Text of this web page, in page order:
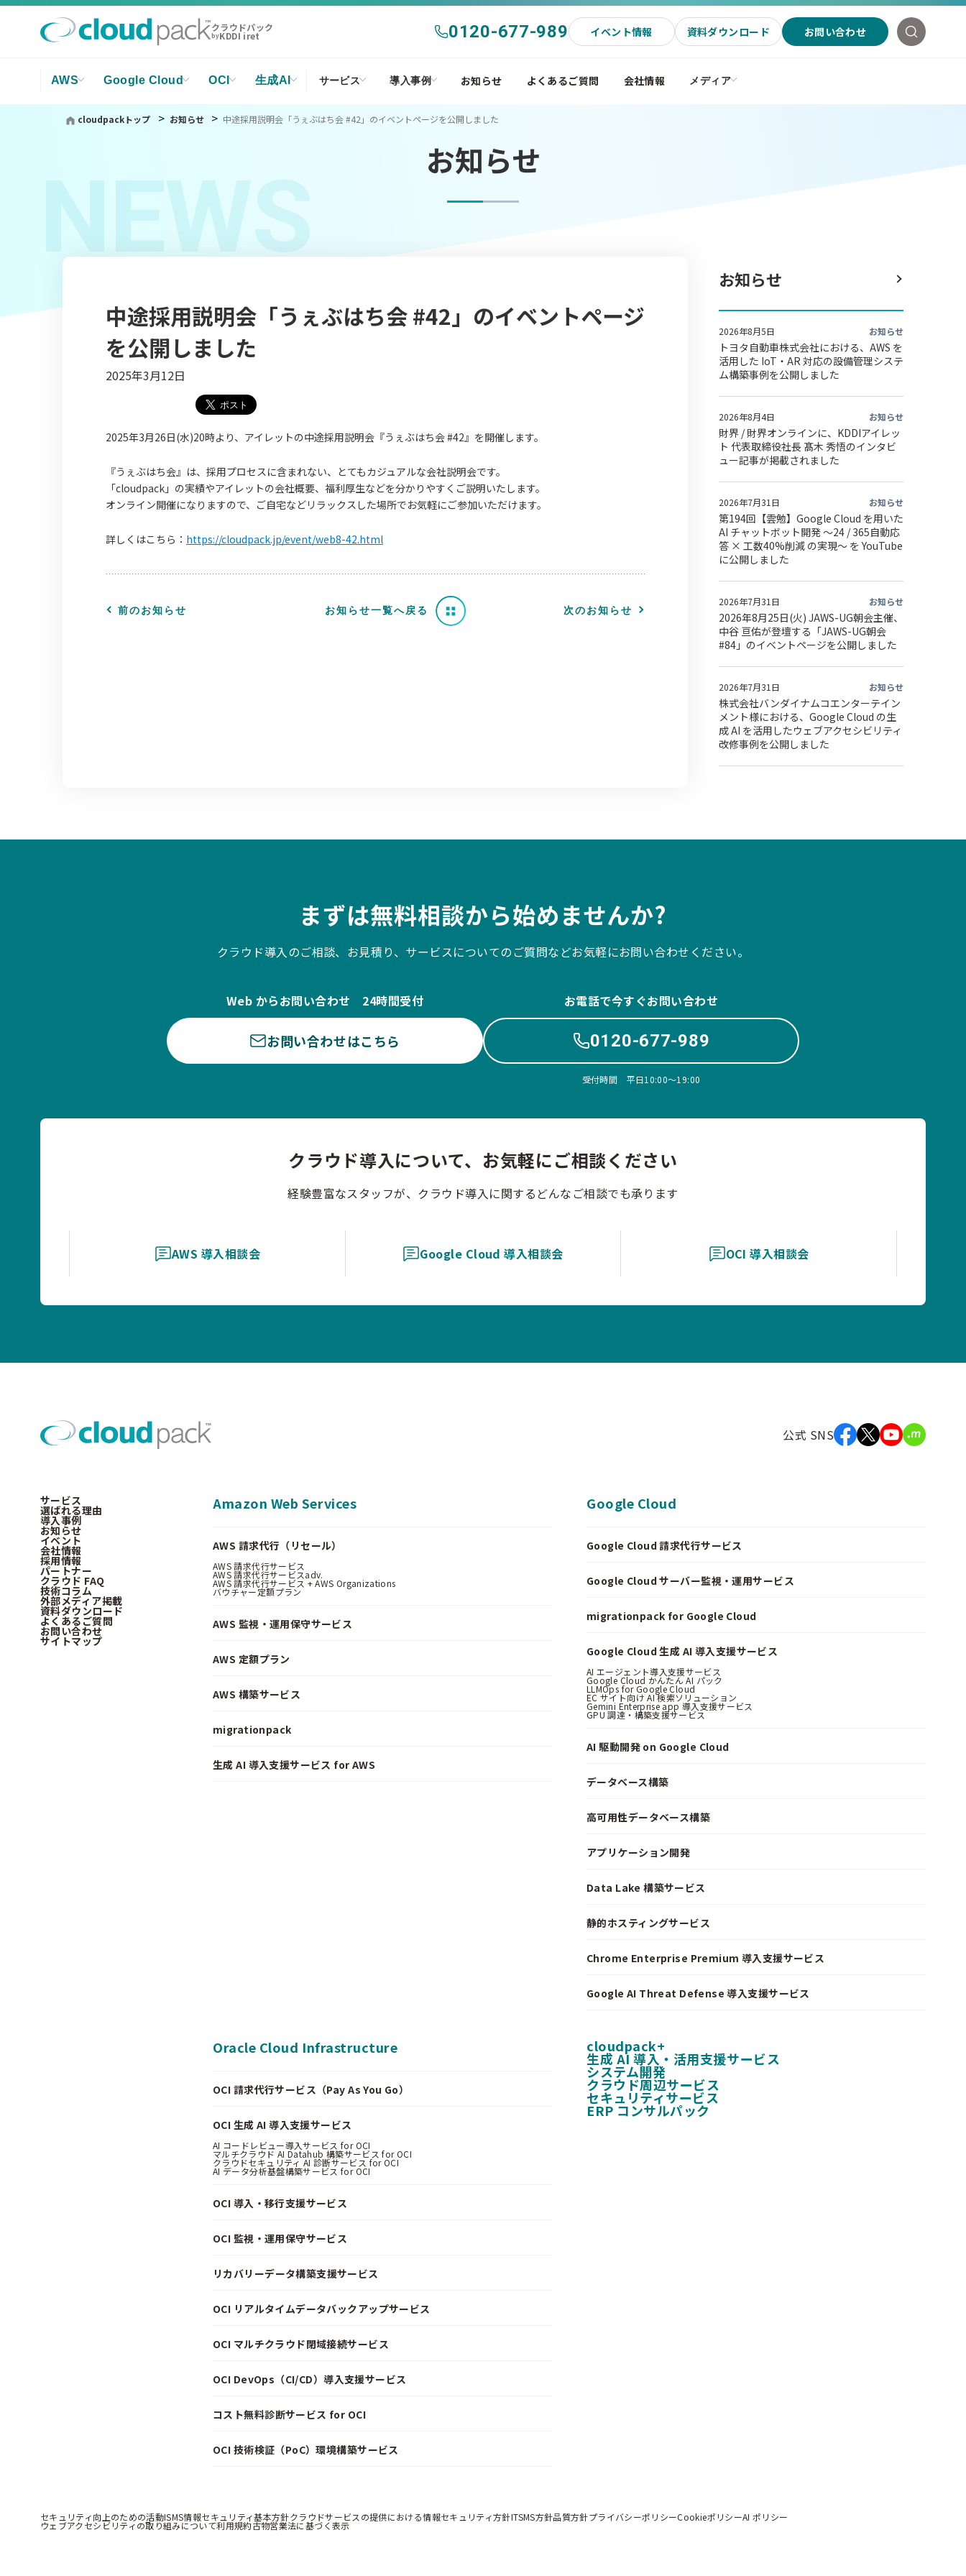
クラウドパック
byKDDI iret 0120-677-989 イベント情報 資料ダウンロード お問い合わせ
AWS Google Cloud OCI 生成AI サービス 導入事例 お知らせ よくあるご質問 会社情報 メディア
cloudpackトップ お知らせ 中途採用説明会「うぇぶはち会 #42」のイベントページを公開しました
お知らせ
NEWS
中途採用説明会「うぇぶはち会 #42」のイベントページ
を公開しました
2025年3月12日
2025年3月26日(水)20時より、アイレットの中途採用説明会『うぇぶはち会 #42』を開催します。
『うぇぶはち会』は、採用プロセスに含まれない、とてもカジュアルな会社説明会です。
「cloudpack」の実績やアイレットの会社概要、福利厚生などを分かりやすくご説明いたします。
オンライン開催になりますので、ご自宅などリラックスした場所でお気軽にご参加いただけます。
詳しくはこちら： https://cloudpack.jp/event/web8-42.html
前のお知らせ お知らせ一覧へ戻る 次のお知らせ
お知らせ
2026年8月5日 お知らせ
トヨタ自動車株式会社における、AWS を
活用した IoT・AR 対応の設備管理システ
ム構築事例を公開しました
2026年8月4日 お知らせ
財界 / 財界オンラインに、KDDIアイレッ
ト 代表取締役社長 髙木 秀悟のインタビ
ュー記事が掲載されました
2026年7月31日 お知らせ
第194回【雲勉】Google Cloud を用いた
AI チャットボット開発 〜24 / 365自動応
答 × 工数40%削減 の実現〜 を YouTube
に公開しました
2026年7月31日 お知らせ
2026年8月25日(火) JAWS-UG朝会主催、
中谷 亘佑が登壇する「JAWS-UG朝会
#84」のイベントページを公開しました
2026年7月31日 お知らせ
株式会社バンダイナムコエンターテイン
メント様における、Google Cloud の生
成 AI を活用したウェブアクセシビリティ
改修事例を公開しました
まずは無料相談から始めませんか?
クラウド導入のご相談、お見積り、サービスについてのご質問などお気軽にお問い合わせください。
Web からお問い合わせ 24時間受付
お問い合わせはこちら
お電話で今すぐお問い合わせ
0120-677-989
受付時間 平日10:00〜19:00
クラウド導入について、お気軽にご相談ください
経験豊富なスタッフが、クラウド導入に関するどんなご相談でも承ります
AWS 導入相談会 Google Cloud 導入相談会 OCI 導入相談会
公式 SNS
サービス
選ばれる理由
導入事例
お知らせ
イベント
会社情報
採用情報
パートナー
クラウド FAQ
技術コラム
外部メディア掲載
資料ダウンロード
よくあるご質問
お問い合わせ
サイトマップ
Amazon Web Services
AWS 請求代行（リセール）
AWS 請求代行サービス
AWS 請求代行サービスadv.
AWS 請求代行サービス + AWS Organizations
バウチャー定額プラン
AWS 監視・運用保守サービス
AWS 定額プラン
AWS 構築サービス
migrationpack
生成 AI 導入支援サービス for AWS
Google Cloud
Google Cloud 請求代行サービス
Google Cloud サーバー監視・運用サービス
migrationpack for Google Cloud
Google Cloud 生成 AI 導入支援サービス
AI エージェント導入支援サービス
Google Cloud かんたん AI パック
LLMOps for Google Cloud
EC サイト向け AI 検索ソリューション
Gemini Enterprise app 導入支援サービス
GPU 調達・構築支援サービス
AI 駆動開発 on Google Cloud
データベース構築
高可用性データベース構築
アプリケーション開発
Data Lake 構築サービス
静的ホスティングサービス
Chrome Enterprise Premium 導入支援サービス
Google AI Threat Defense 導入支援サービス
Oracle Cloud Infrastructure
OCI 請求代行サービス（Pay As You Go）
OCI 生成 AI 導入支援サービス
AI コードレビュー導入サービス for OCI
マルチクラウド AI Datahub 構築サービス for OCI
クラウドセキュリティ AI 診断サービス for OCI
AI データ分析基盤構築サービス for OCI
OCI 導入・移行支援サービス
OCI 監視・運用保守サービス
リカバリーデータ構築支援サービス
OCI リアルタイムデータバックアップサービス
OCI マルチクラウド閉域接続サービス
OCI DevOps（CI/CD）導入支援サービス
コスト無料診断サービス for OCI
OCI 技術検証（PoC）環境構築サービス
cloudpack+
生成 AI 導入・活用支援サービス
システム開発
クラウド周辺サービス
セキュリティサービス
ERP コンサルパック
セキュリティ向上のための活動ISMS情報セキュリティ基本方針クラウドサービスの提供における情報セキュリティ方針ITSMS方針品質方針プライバシーポリシーCookieポリシーAI ポリシー
ウェブアクセシビリティの取り組みについて利用規約古物営業法に基づく表示